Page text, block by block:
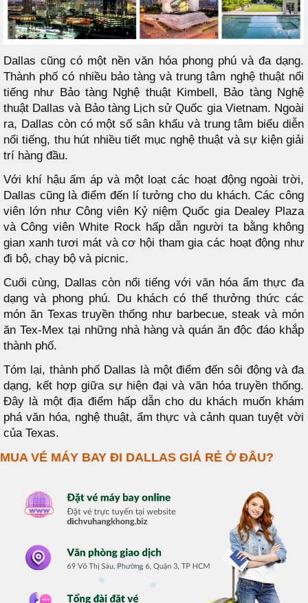
Dallas cũng có một nền văn hóa phong phú và đa dạng.
Thành phố có nhiều bảo tàng và trung tâm nghệ thuật nổi
tiếng như Bảo tàng Nghệ thuật Kimbell, Bảo tàng Nghệ
thuật Dallas và Bảo tàng Lịch sử Quốc gia Vietnam. Ngoài
ra, Dallas còn có một số sân khấu và trung tâm biểu diễn
nổi tiếng, thu hút nhiều tiết mục nghệ thuật và sự kiện giải
trí hàng đầu.
Với khí hậu ấm áp và một loạt các hoạt động ngoài trời,
Dallas cũng là điểm đến lí tưởng cho du khách. Các công
viên lớn như Công viên Kỷ niệm Quốc gia Dealey Plaza
và Công viên White Rock hấp dẫn người ta bằng không
gian xanh tươi mát và cơ hội tham gia các hoạt động như
đi bộ, chạy bộ và picnic.
Cuối cùng, Dallas còn nổi tiếng với văn hóa ẩm thực đa
dạng và phong phú. Du khách có thể thưởng thức các
món ăn Texas truyền thống như barbecue, steak và món
ăn Tex-Mex tại những nhà hàng và quán ăn độc đáo khắp
thành phố.
Tóm lại, thành phố Dallas là một điểm đến sôi động và đa
dạng, kết hợp giữa sự hiện đại và văn hóa truyền thống.
Đây là một địa điểm hấp dẫn cho du khách muốn khám
phá văn hóa, nghệ thuật, ẩm thực và cảnh quan tuyệt vời
của Texas.
MUA VÉ MÁY BAY ĐI DALLAS GIÁ RẺ Ở ĐÂU?